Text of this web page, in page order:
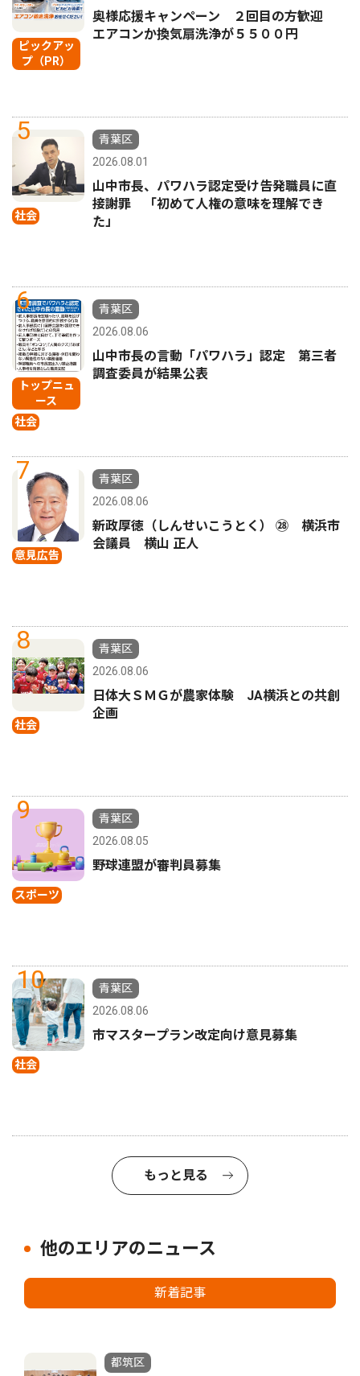
ピックアッ
プ（PR）
奥様応援キャンペーン ２回目の方歓迎
エアコンか換気扇洗浄が５５００円
5
社会
青葉区
2026.08.01
山中市長、パワハラ認定受け告発職員に直
接謝罪 「初めて人権の意味を理解でき
た」
6
トップニュ
ース
社会
青葉区
2026.08.06
山中市長の言動「パワハラ」認定 第三者
調査委員が結果公表
7
意見広告
青葉区
2026.08.06
新政厚徳（しんせいこうとく） ㉘ 横浜市
会議員 横山 正人
8
社会
青葉区
2026.08.06
日体大ＳＭＧが農家体験 JA横浜との共創
企画
9
スポーツ
青葉区
2026.08.05
野球連盟が審判員募集
10
社会
青葉区
2026.08.06
市マスタープラン改定向け意見募集
もっと見る
他のエリアのニュース
新着記事
都筑区